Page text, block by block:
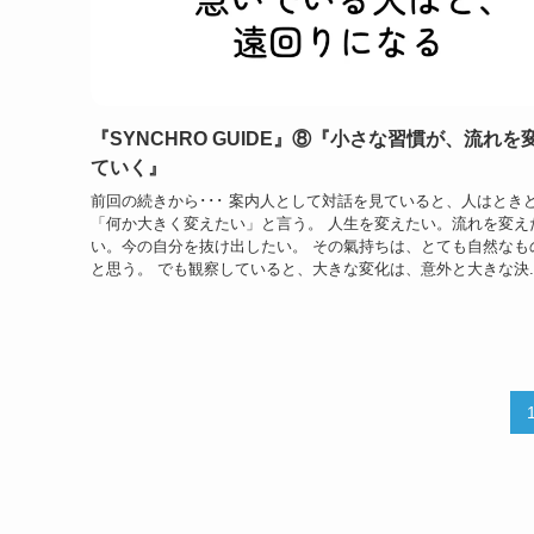
『SYNCHRO GUIDE』⑧『小さな習慣が、流れを
ていく』
前回の続きから･･･ 案内人として対話を見ていると、人はとき
「何か大きく変えたい」と言う。 人生を変えたい。流れを変え
い。今の自分を抜け出したい。 その氣持ちは、とても自然なも
と思う。 でも観察していると、大きな変化は、意外と大きな決
1